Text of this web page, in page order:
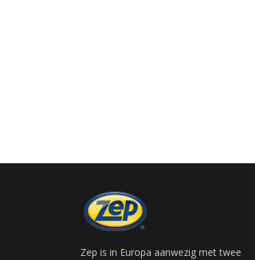
Zep is in Europa aanwezig met twee